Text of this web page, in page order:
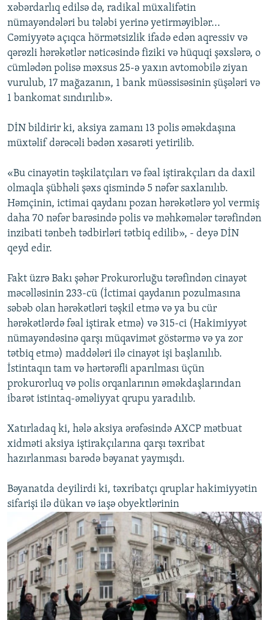
xəbərdarlıq edilsə də, radikal müxalifətin
nümayəndələri bu tələbi yerinə yetirməyiblər...
Cəmiyyətə açıqca hörmətsizlik ifadə edən aqressiv və
qərəzli hərəkətlər nəticəsində fiziki və hüquqi şəxslərə, o
cümlədən polisə məxsus 25-ə yaxın avtomobilə ziyan
vurulub, 17 mağazanın, 1 bank müəssisəsinin şüşələri və
1 bankomat sındırılıb».
DİN bildirir ki, aksiya zamanı 13 polis əməkdaşına
müxtəlif dərəcəli bədən xəsarəti yetirilib.
«Bu cinayətin təşkilatçıları və fəal iştirakçıları da daxil
olmaqla şübhəli şəxs qismində 5 nəfər saxlanılıb.
Həmçinin, ictimai qaydanı pozan hərəkətlərə yol vermiş
daha 70 nəfər barəsində polis və məhkəmələr tərəfindən
inzibati tənbeh tədbirləri tətbiq edilib», - deyə DİN
qeyd edir.
Fakt üzrə Bakı şəhər Prokurorluğu tərəfindən cinayət
məcəlləsinin 233-cü (İctimai qaydanın pozulmasına
səbəb olan hərəkətləri təşkil etmə və ya bu cür
hərəkətlərdə fəal iştirak etmə) və 315-ci (Hakimiyyət
nümayəndəsinə qarşı müqavimət göstərmə və ya zor
tətbiq etmə) maddələri ilə cinayət işi başlanılıb.
İstintaqın tam və hərtərəfli aparılması üçün
prokurorluq və polis orqanlarının əməkdaşlarından
ibarət istintaq-əməliyyat qrupu yaradılıb.
Xatırladaq ki, hələ aksiya ərəfəsində AXCP mətbuat
xidməti aksiya iştirakçılarına qarşı təxribat
hazırlanması barədə bəyanat yaymışdı.
Bəyanatda deyilirdi ki, təxribatçı qruplar hakimiyyətin
sifarişi ilə dükan və iaşə obyektlərinin